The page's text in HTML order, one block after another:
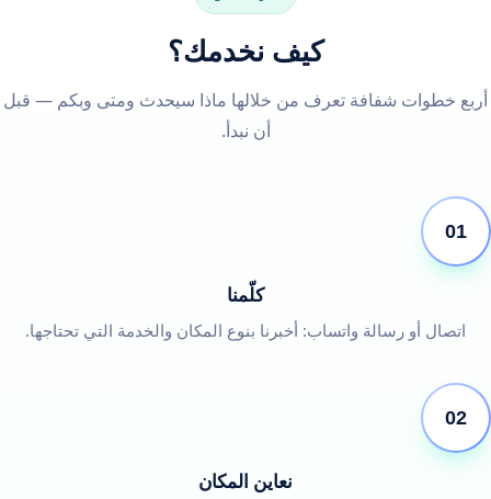
كيف نخدمك؟
أربع خطوات شفافة تعرف من خلالها ماذا سيحدث ومتى وبكم — قبل
أن نبدأ.
01
كلّمنا
اتصال أو رسالة واتساب: أخبرنا بنوع المكان والخدمة التي تحتاجها.
02
نعاين المكان